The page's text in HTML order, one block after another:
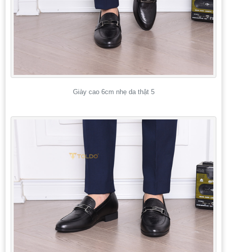
Giày cao 6cm nhẹ da thật 5